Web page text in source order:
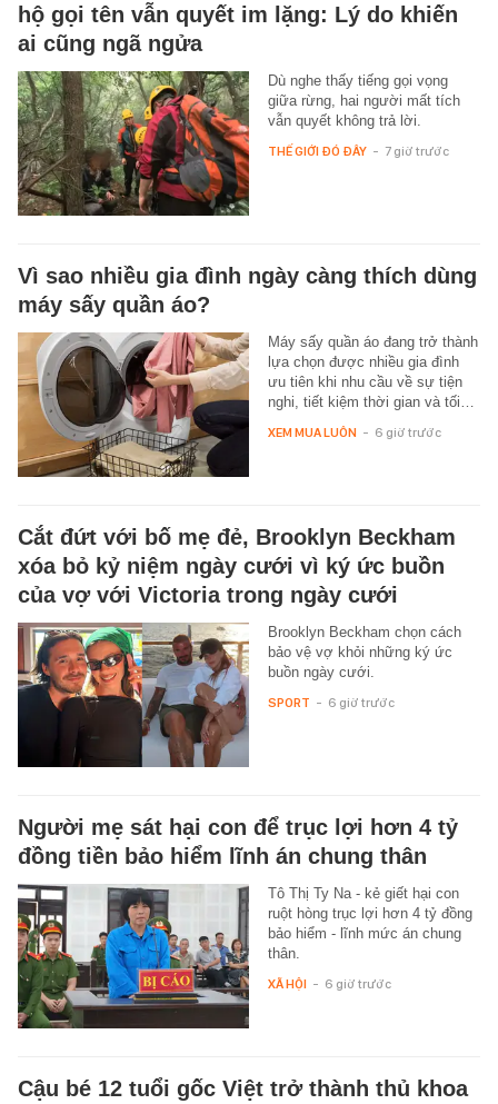
hộ gọi tên vẫn quyết im lặng: Lý do khiến
ai cũng ngã ngửa
Dù nghe thấy tiếng gọi vọng
giữa rừng, hai người mất tích
vẫn quyết không trả lời.
THẾ GIỚI ĐÓ ĐÂY - 7 giờ trước
Vì sao nhiều gia đình ngày càng thích dùng
máy sấy quần áo?
Máy sấy quần áo đang trở thành
lựa chọn được nhiều gia đình
ưu tiên khi nhu cầu về sự tiện
nghi, tiết kiệm thời gian và tối…
XEM MUA LUÔN - 6 giờ trước
Cắt đứt với bố mẹ đẻ, Brooklyn Beckham
xóa bỏ kỷ niệm ngày cưới vì ký ức buồn
của vợ với Victoria trong ngày cưới
Brooklyn Beckham chọn cách
bảo vệ vợ khỏi những ký ức
buồn ngày cưới.
SPORT - 6 giờ trước
Người mẹ sát hại con để trục lợi hơn 4 tỷ
đồng tiền bảo hiểm lĩnh án chung thân
Tô Thị Ty Na - kẻ giết hại con
ruột hòng trục lợi hơn 4 tỷ đồng
bảo hiểm - lĩnh mức án chung
thân.
XÃ HỘI - 6 giờ trước
Cậu bé 12 tuổi gốc Việt trở thành thủ khoa